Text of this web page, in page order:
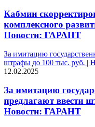
Кабмин
комплексного
Новости: ГАРАНТ
За имитацию
штрафы до 100 тыс. руб. |
12.02.2025
За имитацию
предлагают ввести
Новости: ГАРАНТ